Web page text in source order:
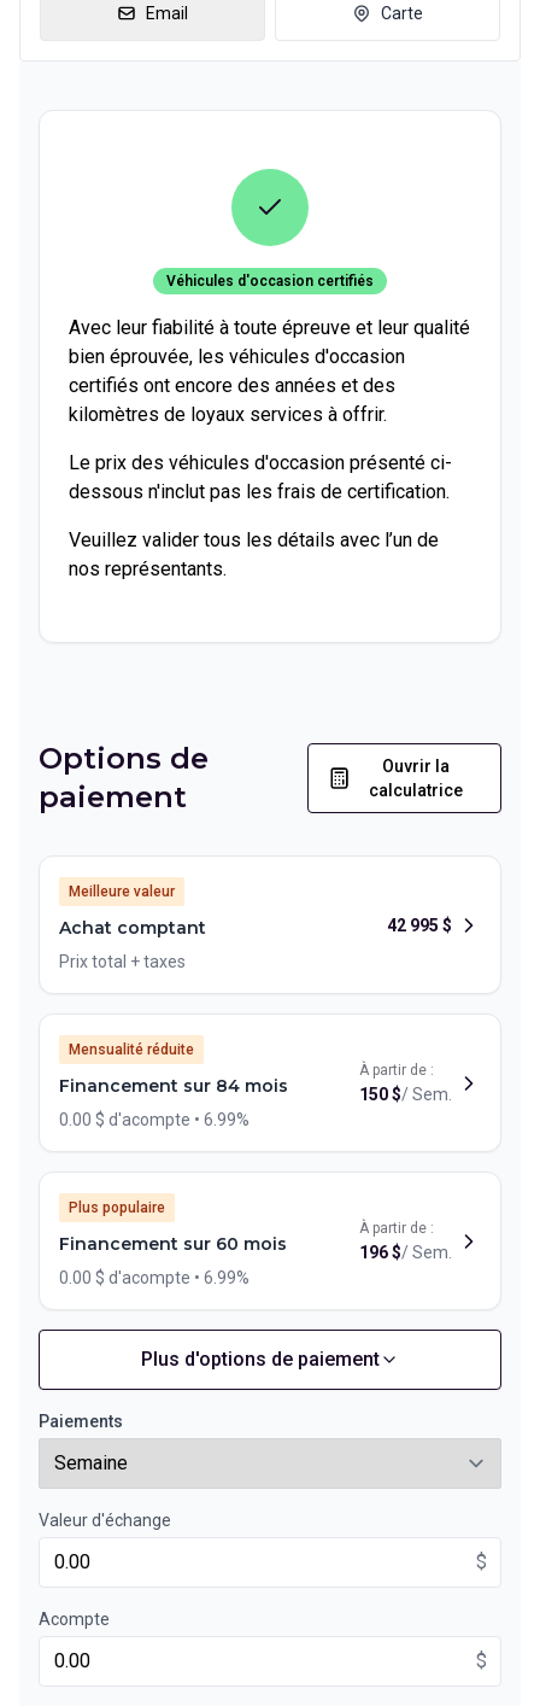
Email Carte
Véhicules d'occasion certifiés
Avec leur fiabilité à toute épreuve et leur qualité
bien éprouvée, les véhicules d'occasion
certifiés ont encore des années et des
kilomètres de loyaux services à offrir.
Le prix des véhicules d'occasion présenté ci-
dessous n'inclut pas les frais de certification.
Veuillez valider tous les détails avec l’un de
nos représentants.
Options de
paiement
Ouvrir la
calculatrice
Meilleure valeur
Achat comptant
Prix total + taxes
42 995 $
Mensualité réduite
Financement sur 84 mois
0.00 $ d'acompte • 6.99%
À partir de :
150$/Sem.
Plus populaire
Financement sur 60 mois
0.00 $ d'acompte • 6.99%
À partir de :
196$/Sem.
Financement sur 72 mois
0.00 $ d'acompte • 6.99%
À partir de :
Financement sur 48 mois
Financement sur 48 mois
À partir de :
Financement sur 36 mois
Plus d'options de paiement
Paiements
Valeur d'échange
$
Acompte
$